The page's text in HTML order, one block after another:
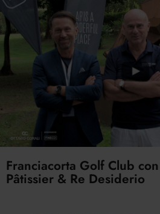
Franciacorta Golf Club
Pâtissier & Re Desiderio